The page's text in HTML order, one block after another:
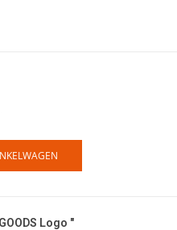
Logo "